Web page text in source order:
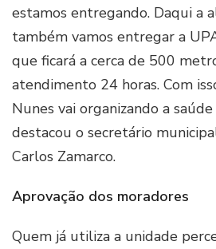
estamos entregando. Daqui a
também vamos entregar a
que ficará a cerca de 500
atendimento 24 horas. Com
Nunes vai organizando a
destacou o secretário
Carlos Zamarco.
Aprovação dos moradores
Quem já utiliza a unidade